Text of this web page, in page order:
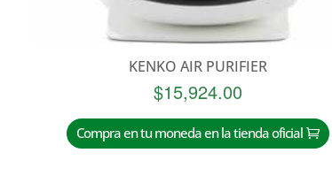
KENKO AIR PURIFIER
$15,924.00
Compra en tu moneda en la tienda oficial